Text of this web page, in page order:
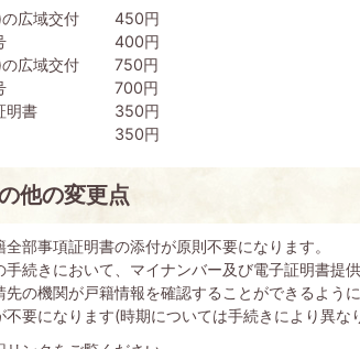
)の広域交付 450円
識別符号 400円
)の広域交付 750円
識別符号 700円
の証明書 350円
閲覧 350円
他の変更点
部事項証明書の添付が原則不要になります。
手続きにおいて、マイナンバー及び電子証明書提
の機関が戸籍情報を確認することができるよう
要になります(時期については手続きにより異な